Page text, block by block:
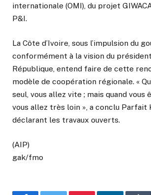
internationale (OMI), du projet
P&I.
La Côte d’Ivoire, sous l’impulsion du
conformément à la vision du
République, entend faire de cette
modèle de coopération régionale. «
seul, vous allez vite ; mais quand vous
vous allez très loin », a conclu Parfait
déclarant les travaux ouverts.
(AIP)
gak/fmo